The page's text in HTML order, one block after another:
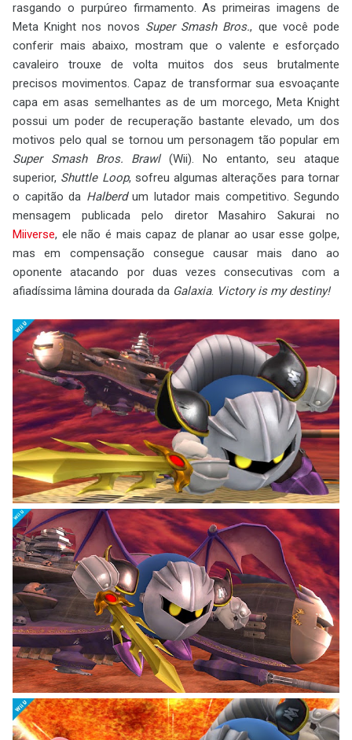
rasgando o purpúreo firmamento. As primeiras imagens de
Meta Knight nos novos Super Smash Bros., que você pode
conferir mais abaixo, mostram que o valente e esforçado
cavaleiro trouxe de volta muitos dos seus brutalmente
precisos movimentos. Capaz de transformar sua esvoaçante
capa em asas semelhantes as de um morcego, Meta Knight
possui um poder de recuperação bastante elevado, um dos
motivos pelo qual se tornou um personagem tão popular em
Super Smash Bros. Brawl(Wii). No entanto, seu ataque
superior, Shuttle Loop, sofreu algumas alterações para tornar
o capitão da Halberdum lutador mais competitivo. Segundo
mensagem publicada pelo diretor Masahiro Sakurai no
Miiverse, ele não é mais capaz de planar ao usar esse golpe,
mas em compensação consegue causar mais dano ao
oponente atacando por duas vezes consecutivas com a
afiadíssima lâmina dourada da Galaxia. Victory is my destiny!